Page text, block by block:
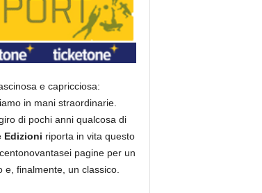
e capricciosa:
in mani straordinarie.
di pochi anni qualcosa di
Edizioni riporta in vita questo
pagine per un
finalmente, un classico.